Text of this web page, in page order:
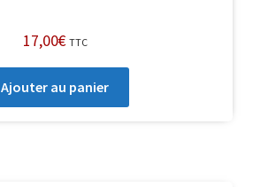
17,00€ TTC
Ajouter au panier